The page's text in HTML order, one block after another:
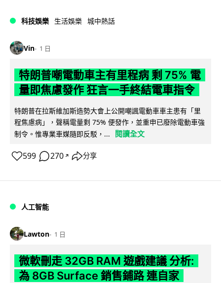
科技娛樂 生活娛樂 城中熱話
Vin 1 日
特朗普嘲電動車主有里程病 剩 75% 電
量即焦慮發作 狂言一手終結電車指令
特朗普在拉斯維加斯造勢大會上公開嘲諷電動車車主患有「里
程焦慮病」，聲稱電量剩 75% 便發作，並重申已廢除電動車強
制令。惟專業車媒隨即反駁，...
閱讀全文
599 270 ↗ 分享
人工智能
Lawton 1 日
微軟刪走 32GB RAM 遊戲建議 分析:
為 8GB Surface 銷售鋪路 連自家